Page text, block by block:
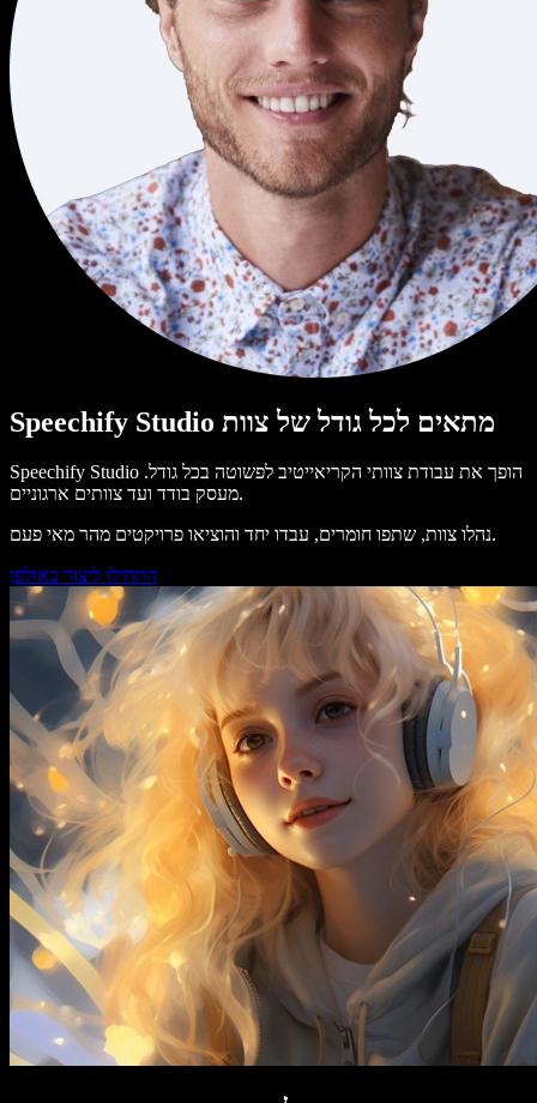
Speechify Studio מתאים לכל גודל של צוות
Speechify Studio הופך את עבודת צוותי הקריאייטיב לפשוטה בכל גודל.
מעסק בודד ועד צוותים ארגוניים.
נהלו צוות, שתפו חומרים, עבדו יחד והוציאו פרויקטים מהר מאי פעם.
התחילו ליצור באולפן